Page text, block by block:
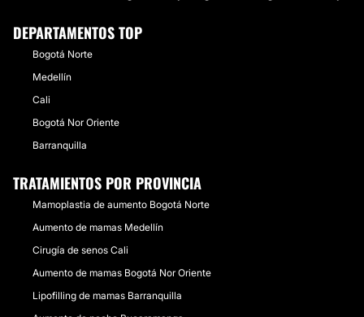
DEPARTAMENTOS TOP
Bogotá Norte
Medellín
Cali
Bogotá Nor Oriente
Barranquilla
TRATAMIENTOS POR PROVINCIA
Mamoplastia de aumento Bogotá Norte
Aumento de mamas Medellín
Cirugía de senos Cali
Aumento de mamas Bogotá Nor Oriente
Lipofilling de mamas Barranquilla